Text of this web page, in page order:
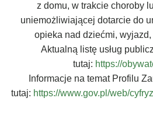
z domu, w trakcie choroby
uniemożliwiającej dotarcie do
opieka nad dziećmi,
Aktualną listę usług
tutaj: https://
Informacje na temat Profilu
tutaj: https://www.gov.pl/web/